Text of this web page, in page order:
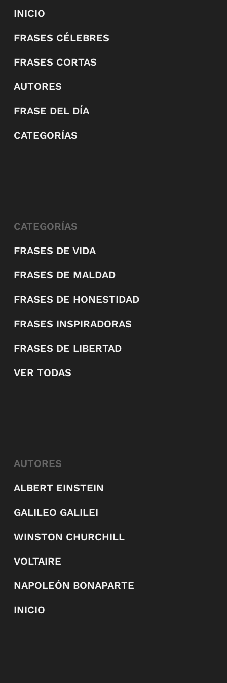
INICIO
FRASES CÉLEBRES
FRASES CORTAS
AUTORES
FRASE DEL DÍA
CATEGORÍAS
CATEGORÍAS
FRASES DE VIDA
FRASES DE MALDAD
FRASES DE HONESTIDAD
FRASES INSPIRADORAS
FRASES DE LIBERTAD
VER TODAS
AUTORES
ALBERT EINSTEIN
GALILEO GALILEI
WINSTON CHURCHILL
VOLTAIRE
NAPOLEÓN BONAPARTE
INICIO